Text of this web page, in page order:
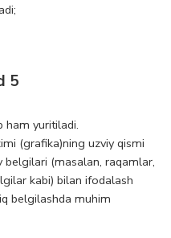
5
ham yuritiladi.
(grafika)ning uzviy qismi
belgilari (masalan, raqamlar,
kabi) bilan ifodalash
belgilashda muhim